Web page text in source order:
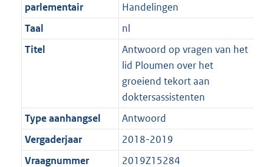
parlementair
Handelingen
Taal
nl
Titel
Antwoord op vragen van het
lid Ploumen over het
groeiend tekort aan
doktersassistenten
Type aanhangsel
Antwoord
Vergaderjaar
2018-2019
Vraagnummer
2019Z15284